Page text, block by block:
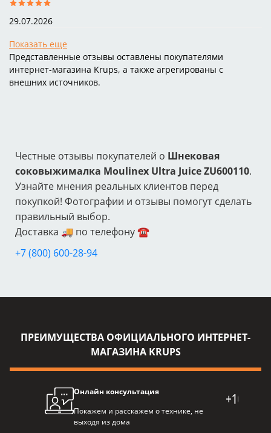
29.07.2026
Показать еще
Представленные отзывы оставлены покупателями
интернет-магазина Krups, а также агрегированы с
внешних источников.
Честные отзывы покупателей о Шнековая
соковыжималка Moulinex Ultra Juice ZU600110.
Узнайте мнения реальных клиентов перед
покупкой! Фотографии и отзывы помогут сделать
правильный выбор.
Доставка 🚚 по телефону ☎️
+7 (800) 600-28-94
ПРЕИМУЩЕСТВА ОФИЦИАЛЬНОГО ИНТЕРНЕТ-
МАГАЗИНА KRUPS
Онлайн консультация
Покажем и расскажем о технике, не
выходя из дома